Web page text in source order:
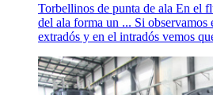
Torbellinos de punta de ala En el
del ala forma un ... Si observamos
extradós y en el intradós vemos